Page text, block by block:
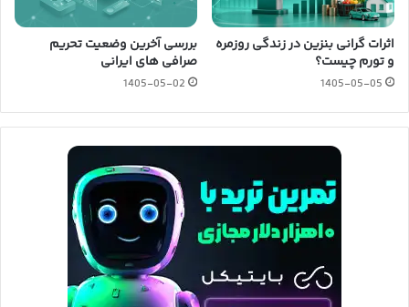
اثرات گرانی بنزین در زندگی روزمره
و تورم چیست؟
1405-05-05
بررسی آخرین وضعیت تحریم
صرافی های ایرانی
1405-05-02